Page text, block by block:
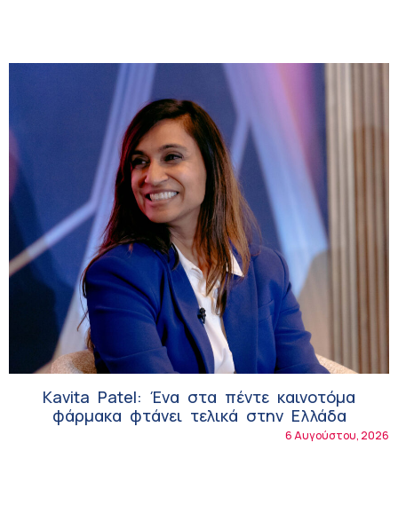
Kavita Patel: Ένα στα πέντε καινοτόμα
φάρμακα φτάνει τελικά στην Ελλάδα
6 Αυγούστου, 2026